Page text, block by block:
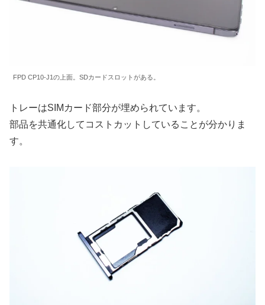
FPD CP10-J1の上面。SDカードスロットがある。
トレーはSIMカード部分が埋められています。
部品を共通化してコストカットしていることが分かりま
す。